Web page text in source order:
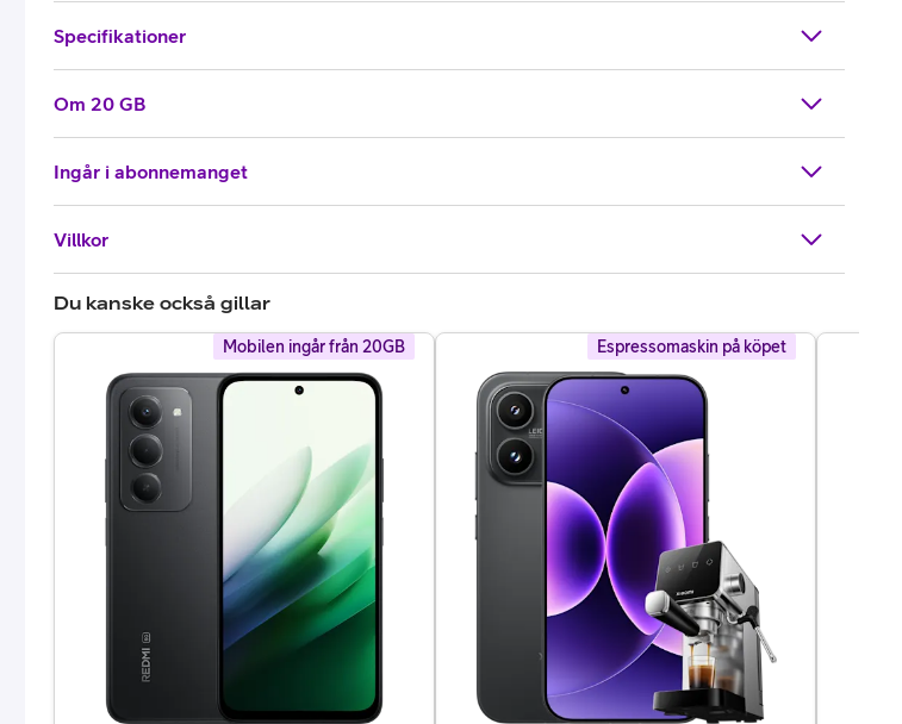
Specifikationer
Om 20 GB
Ingår i abonnemanget
Villkor
Du kanske också gillar
Mobilen ingår från 20GB Espressomaskin på köpet